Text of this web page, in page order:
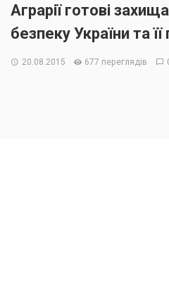
Аграрії готові
безпеку України та
20.08.2015 677 переглядів